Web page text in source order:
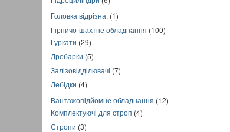
Головка відрізна. (1)
Гірничо-шахтне обладнання (100)
Гуркати (29)
Дробарки (5)
Залізовідділювачі (7)
Лебідки (4)
Вантажопідйомне обладнання (12)
Комплектуючі для строп (4)
Стропи (3)